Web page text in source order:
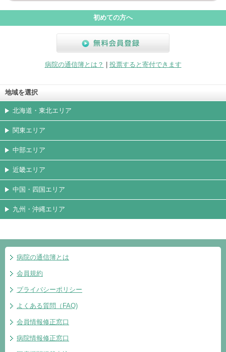
初めての方へ
病院の通信簿とは？ | 投票すると寄付できます
地域を選択
北海道・東北エリア
関東エリア
中部エリア
近畿エリア
中国・四国エリア
九州・沖縄エリア
病院の通信簿とは
会員規約
プライバシーポリシー
よくある質問（FAQ)
会員情報修正窓口
病院情報修正窓口